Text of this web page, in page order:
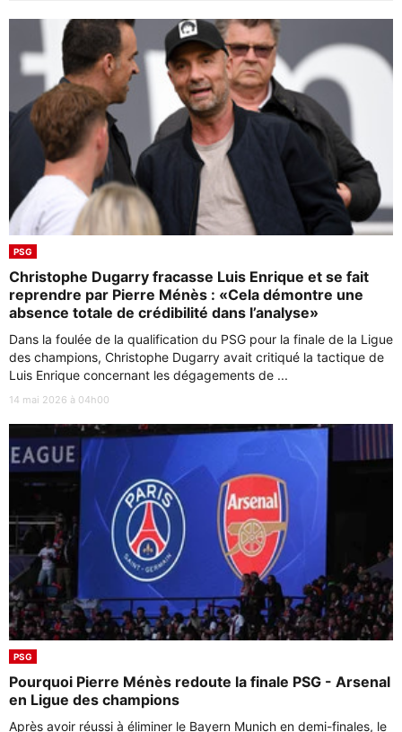
PSG
Christophe Dugarry fracasse Luis Enrique et se fait
reprendre par Pierre Ménès : «Cela démontre une
absence totale de crédibilité dans l’analyse»
Dans la foulée de la qualification du PSG pour la finale de la Ligue
des champions, Christophe Dugarry avait critiqué la tactique de
Luis Enrique concernant les dégagements de ...
14 mai 2026 à 04h00
PSG
Pourquoi Pierre Ménès redoute la finale PSG - Arsenal
en Ligue des champions
Après avoir réussi à éliminer le Bayern Munich en demi-finales, le